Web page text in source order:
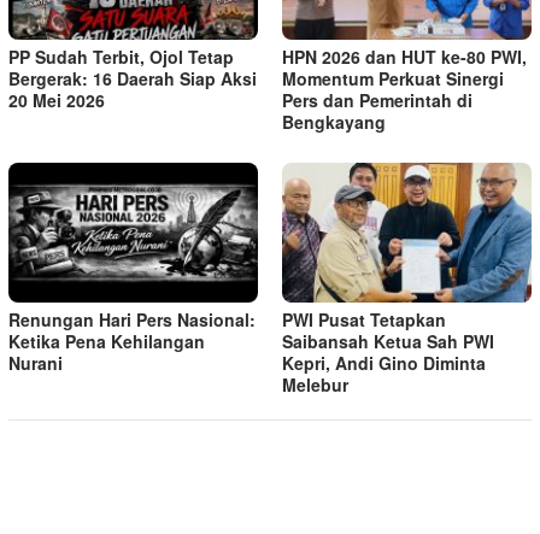
PP Sudah Terbit, Ojol Tetap
Bergerak: 16 Daerah Siap Aksi
20 Mei 2026
HPN 2026 dan HUT ke-80 PWI,
Momentum Perkuat Sinergi
Pers dan Pemerintah di
Bengkayang
Renungan Hari Pers Nasional:
Ketika Pena Kehilangan
Nurani
PWI Pusat Tetapkan
Saibansah Ketua Sah PWI
Kepri, Andi Gino Diminta
Melebur